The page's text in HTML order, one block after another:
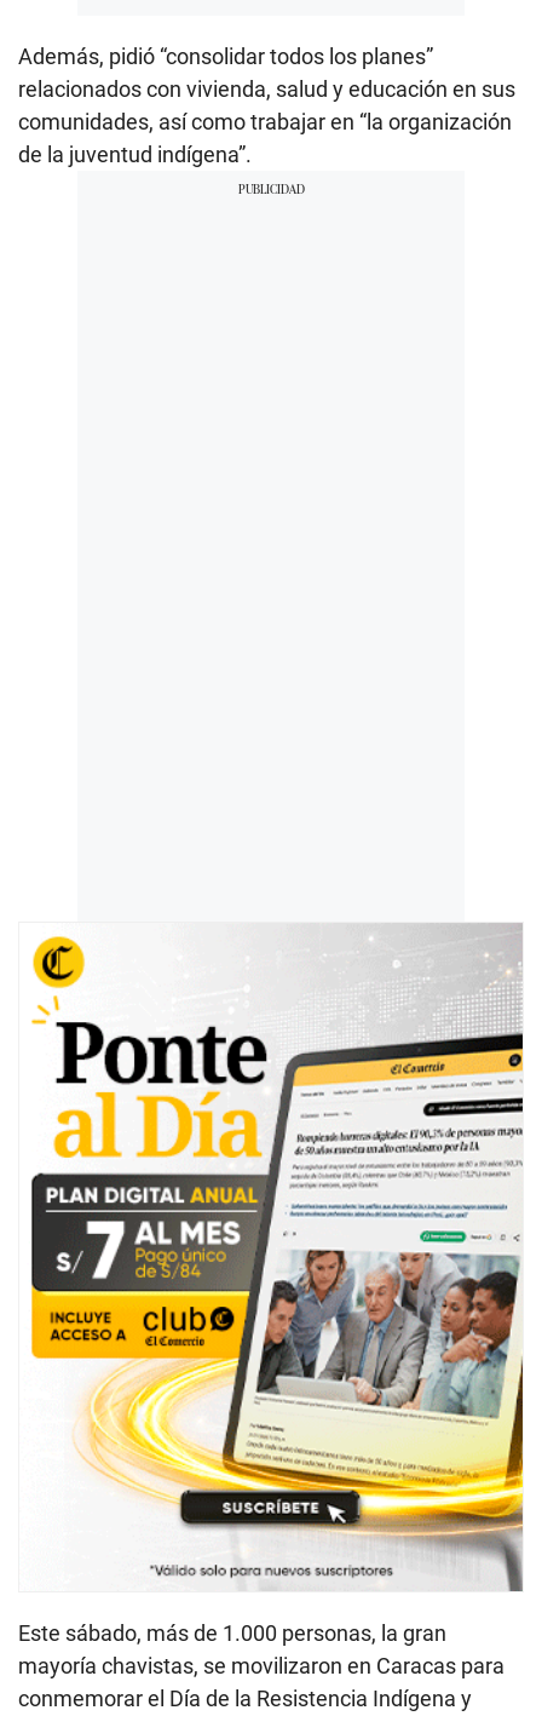
Además, pidió “consolidar todos los planes”
relacionados con vivienda, salud y educación en sus
comunidades, así como trabajar en “la organización
de la juventud indígena”.
Este sábado, más de 1.000 personas, la gran
mayoría chavistas, se movilizaron en Caracas para
conmemorar el Día de la Resistencia Indígena y